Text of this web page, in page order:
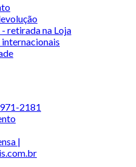
retirada na Loja
2181
|